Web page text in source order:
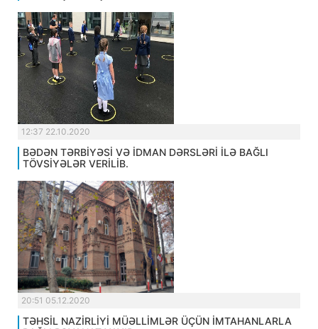
12:37 22.10.2020
BƏDƏN TƏRBİYƏSİ VƏ İDMAN DƏRSLƏRİ İLƏ BAĞLI
TÖVSİYƏLƏR VERİLİB.
20:51 05.12.2020
TƏHSİL NAZİRLİYİ MÜƏLLİMLƏR ÜÇÜN İMTAHANLARLA